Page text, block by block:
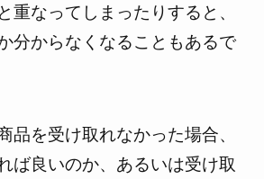
重なってしまったりすると、
分からなくなることもあるで
品を受け取れなかった場合、
ば良いのか、あるいは受け取